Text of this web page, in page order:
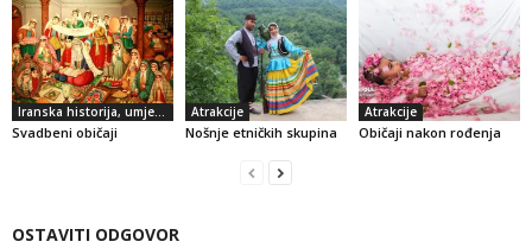
Iranska historija, umjetnost i kultura
Svadbeni običaji
Atrakcije
Nošnje etničkih skupina
Atrakcije
Običaji nakon rođenja
OSTAVITI ODGOVOR